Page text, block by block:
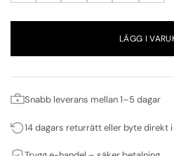
LÄGG I
Snabb leverans mellan 1–5 dagar
14 dagars returrätt eller byte direkt